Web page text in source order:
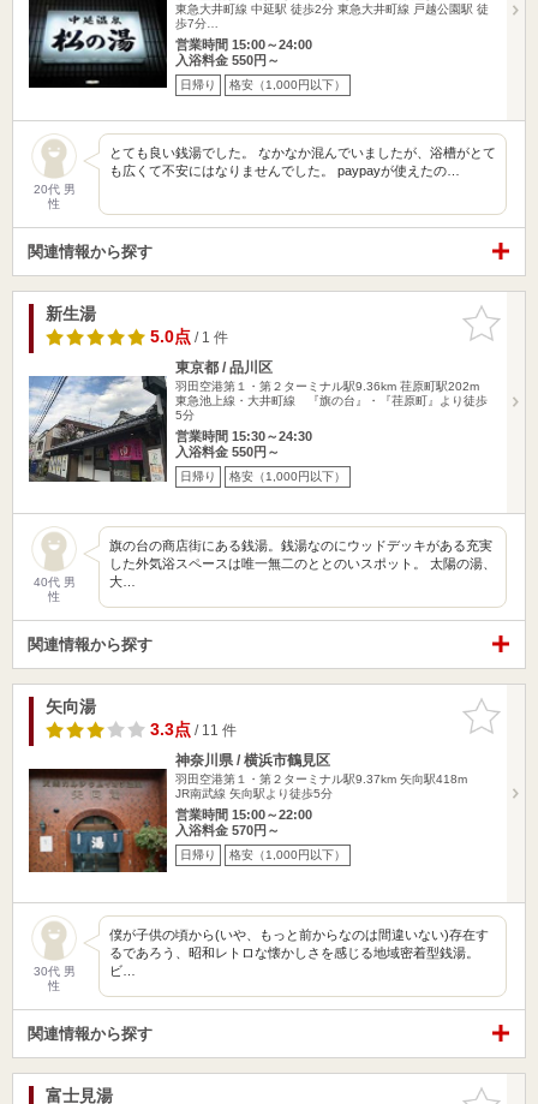
東急大井町線 中延駅 徒歩2分 東急大井町線 戸越公園駅 徒
歩7分…
営業時間 15:00～24:00
入浴料金 550円～
日帰り 格安（1,000円以下）
20代 男
性
とても良い銭湯でした。 なかなか混んでいましたが、浴槽がとて
も広くて不安にはなりませんでした。 paypayが使えたの…
関連情報から探す
お気に入
りに追加
新生湯
5.0点/ 1 件
東京都 / 品川区
羽田空港第１・第２ターミナル駅9.36km 荏原町駅202m
東急池上線・大井町線 『旗の台』・『荏原町』より徒歩
5分
営業時間 15:30～24:30
入浴料金 550円～
日帰り 格安（1,000円以下）
40代 男
性
旗の台の商店街にある銭湯。銭湯なのにウッドデッキがある充実
した外気浴スペースは唯一無二のととのいスポット。 太陽の湯、
大…
関連情報から探す
お気に入
りに追加
矢向湯
3.3点/ 11 件
神奈川県 / 横浜市鶴見区
羽田空港第１・第２ターミナル駅9.37km 矢向駅418m
JR南武線 矢向駅より徒歩5分
営業時間 15:00～22:00
入浴料金 570円～
日帰り 格安（1,000円以下）
30代 男
性
僕が子供の頃から(いや、もっと前からなのは間違いない)存在す
るであろう、昭和レトロな懐かしさを感じる地域密着型銭湯。
ビ…
関連情報から探す
お気に入
富士見湯